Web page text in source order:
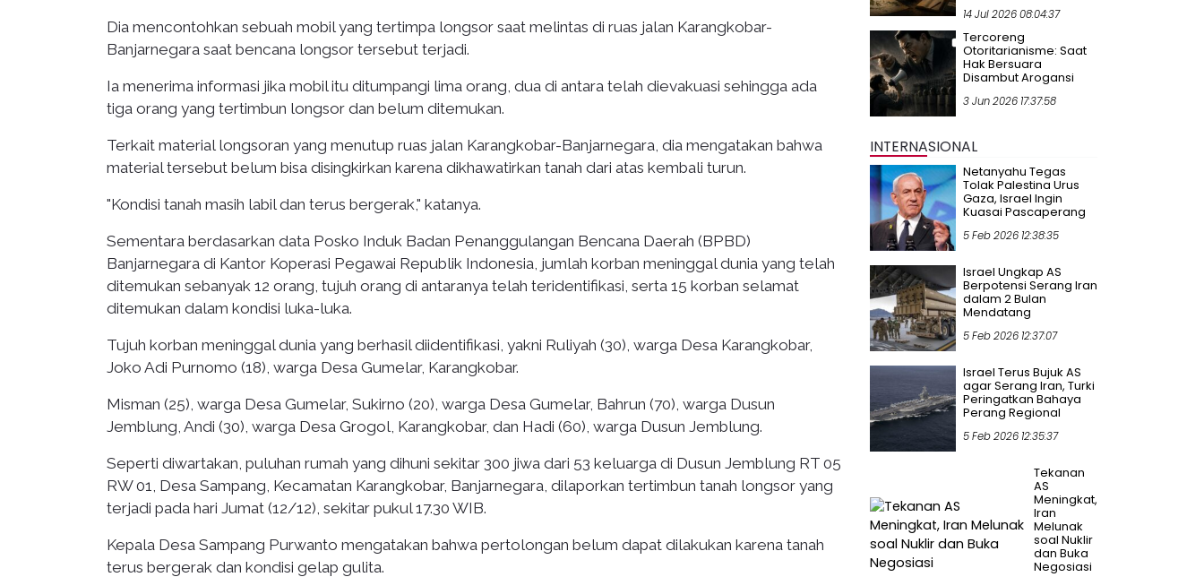
Dia mencontohkan sebuah mobil yang tertimpa longsor saat melintas di ruas jalan Karangkobar-
Banjarnegara saat bencana longsor tersebut terjadi.
Ia menerima informasi jika mobil itu ditumpangi lima orang, dua di antara telah dievakuasi sehingga ada
tiga orang yang tertimbun longsor dan belum ditemukan.
Terkait material longsoran yang menutup ruas jalan Karangkobar-Banjarnegara, dia mengatakan bahwa
material tersebut belum bisa disingkirkan karena dikhawatirkan tanah dari atas kembali turun.
"Kondisi tanah masih labil dan terus bergerak," katanya.
Sementara berdasarkan data Posko Induk Badan Penanggulangan Bencana Daerah (BPBD)
Banjarnegara di Kantor Koperasi Pegawai Republik Indonesia, jumlah korban meninggal dunia yang telah
ditemukan sebanyak 12 orang, tujuh orang di antaranya telah teridentifikasi, serta 15 korban selamat
ditemukan dalam kondisi luka-luka.
Tujuh korban meninggal dunia yang berhasil diidentifikasi, yakni Ruliyah (30), warga Desa Karangkobar,
Joko Adi Purnomo (18), warga Desa Gumelar, Karangkobar.
Misman (25), warga Desa Gumelar, Sukirno (20), warga Desa Gumelar, Bahrun (70), warga Dusun
Jemblung, Andi (30), warga Desa Grogol, Karangkobar, dan Hadi (60), warga Dusun Jemblung.
Seperti diwartakan, puluhan rumah yang dihuni sekitar 300 jiwa dari 53 keluarga di Dusun Jemblung RT 05
RW 01, Desa Sampang, Kecamatan Karangkobar, Banjarnegara, dilaporkan tertimbun tanah longsor yang
terjadi pada hari Jumat (12/12), sekitar pukul 17.30 WIB.
Kepala Desa Sampang Purwanto mengatakan bahwa pertolongan belum dapat dilakukan karena tanah
terus bergerak dan kondisi gelap gulita.
14 Jul 2026 08:04:37
Tercoreng
Otoritarianisme: Saat
Hak Bersuara
Disambut Arogansi
3 Jun 2026 17:37:58
INTERNASIONAL
Netanyahu Tegas
Tolak Palestina Urus
Gaza, Israel Ingin
Kuasai Pascaperang
5 Feb 2026 12:38:35
Israel Ungkap AS
Berpotensi Serang Iran
dalam 2 Bulan
Mendatang
5 Feb 2026 12:37:07
Israel Terus Bujuk AS
agar Serang Iran, Turki
Peringatkan Bahaya
Perang Regional
5 Feb 2026 12:35:37
Tekanan
AS
Meningkat,
Iran
Melunak
soal Nuklir
dan Buka
Negosiasi